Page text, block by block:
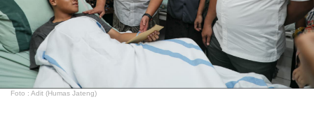
Foto : Adit (Humas Jateng)